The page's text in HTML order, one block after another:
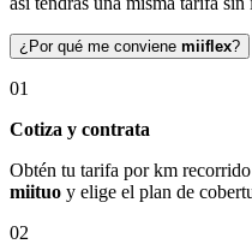
¿Por qué me conviene miiflex?
01
Cotiza y contrata
Obtén tu tarifa por km
miituo y elige el plan de
02